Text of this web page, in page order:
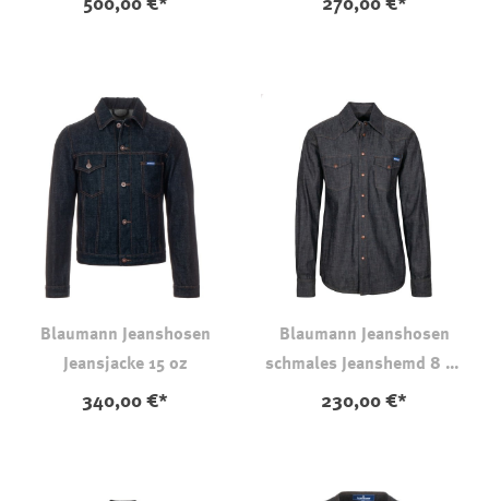
500,00 €* 270,00 €*
Blaumann Jeanshosen
Jeansjacke 15 oz
340,00 €*
Blaumann Jeanshosen
schmales Jeanshemd 8 oz
230,00 €*